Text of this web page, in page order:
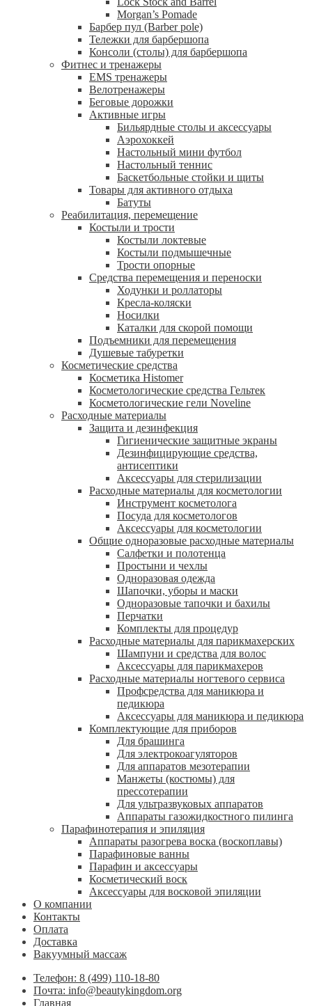
Morgan’s Pomade
Барбер пул (Barber pole)
Тележки для барбершопа
Консоли (столы) для барбершопа
Фитнес и тренажеры
EMS тренажеры
Велотренажеры
Беговые дорожки
Активные игры
Бильярдные столы и аксессуары
Аэрохоккей
Настольный мини футбол
Настольный теннис
Баскетбольные стойки и щиты
Товары для активного отдыха
Батуты
Реабилитация, перемещение
Костыли и трости
Костыли локтевые
Костыли подмышечные
Трости опорные
Средства перемещения и переноски
Ходунки и роллаторы
Кресла-коляски
Носилки
Каталки для скорой помощи
Подъемники для перемещения
Душевые табуретки
Косметические средства
Косметика Histomer
Косметологические средства Гельтек
Косметологические гели Noveline
Расходные материалы
Защита и дезинфекция
Гигиенические защитные экраны
Дезинфицирующие средства,
антисептики
Аксессуары для стерилизации
Расходные материалы для косметологии
Инструмент косметолога
Посуда для косметологов
Аксессуары для косметологии
Общие одноразовые расходные материалы
Салфетки и полотенца
Простыни и чехлы
Одноразовая одежда
Шапочки, уборы и маски
Одноразовые тапочки и бахилы
Перчатки
Комплекты для процедур
Расходные материалы для парикмахерских
Шампуни и средства для волос
Аксессуары для парикмахеров
Расходные материалы ногтевого сервиса
Профсредства для маникюра и
педикюра
Аксессуары для маникюра и педикюра
Комплектующие для приборов
Для брашинга
Для электрокоагуляторов
Для аппаратов мезотерапии
Манжеты (костюмы) для
прессотерапии
Для ультразвуковых аппаратов
Аппараты газожидкостного пилинга
Парафинотерапия и эпиляция
Аппараты разогрева воска (воскоплавы)
Парафиновые ванны
Парафин и аксессуары
Косметический воск
Аксессуары для восковой эпиляции
О компании
Контакты
Оплата
Доставка
Вакуумный массаж
Телефон: 8 (499) 110-18-80
Почта: info@beautykingdom.org
Главная